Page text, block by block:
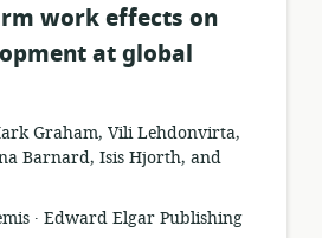
work effects on
at global
Graham, Vili Lehdonvirta,
Barnard, Isis Hjorth, and
.
penerbit:
Edward Elgar Publishing